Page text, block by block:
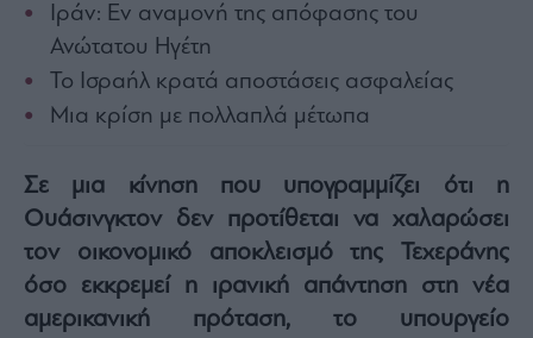
Design
Fashion
&
Art
Yachts
Table
For
Two
Ιράν: Εν αναμονή της απόφασης του
Ανώτατου Ηγέτη
Το Ισραήλ κρατά αποστάσεις ασφαλείας
Μια κρίση με πολλαπλά μέτωπα
Σε μια κίνηση που υπογραμμίζει ότι η
Ουάσινγκτον δεν προτίθεται να χαλαρώσει
τον οικονομικό αποκλεισμό της Τεχεράνης
όσο εκκρεμεί η ιρανική απάντηση στη νέα
αμερικανική πρόταση, το υπουργείο